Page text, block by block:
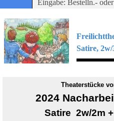
Satire,
Theaterstücke
2024
Satire 2w/2m